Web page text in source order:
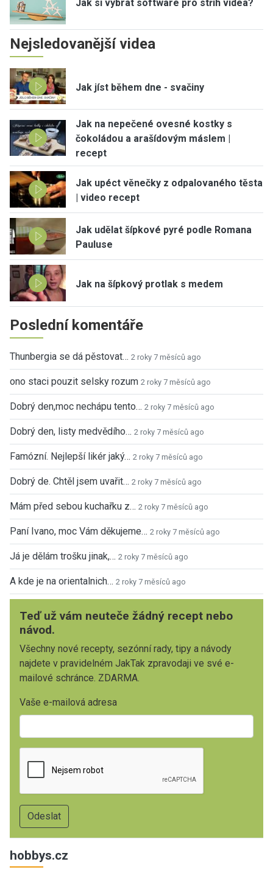
Jak si vybrat software pro střih videa?
Nejsledovanější videa
Jak jíst během dne - svačiny
Jak na nepečené ovesné kostky s
čokoládou a arašídovým máslem |
recept
Jak upéct věnečky z odpalovaného těsta
| video recept
Jak udělat šípkové pyré podle Romana
Pauluse
Jak na šípkový protlak s medem
Poslední komentáře
Thunbergia se dá pěstovat… 2 roky 7 měsíců ago
ono staci pouzit selsky rozum 2 roky 7 měsíců ago
Dobrý den,moc nechápu tento… 2 roky 7 měsíců ago
Dobrý den, listy medvědího… 2 roky 7 měsíců ago
Famózní. Nejlepší likér jaký… 2 roky 7 měsíců ago
Dobrý de. Chtěl jsem uvařit… 2 roky 7 měsíců ago
Mám před sebou kuchařku z… 2 roky 7 měsíců ago
Paní Ivano, moc Vám děkujeme… 2 roky 7 měsíců ago
Já je dělám trošku jinak,… 2 roky 7 měsíců ago
A kde je na orientalnich… 2 roky 7 měsíců ago
Teď už vám neuteče žádný recept nebo
návod.
Všechny nové recepty, sezónní rady, tipy a návody
najdete v pravidelném JakTak zpravodaji ve své e-
mailové schránce. ZDARMA.
Vaše e-mailová adresa
hobbys.cz